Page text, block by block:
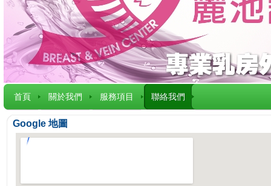
首頁 關於我們 服務項目 聯絡我們
Google 地圖